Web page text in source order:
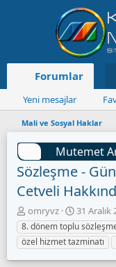
Forumlar
Yeni mesajlar
Mali ve Sosyal Haklar
Mutemet
Sözleşme -
Cetveli
K
o
n
u
y
omryvz
B
a
ş
l
a
31 Aralık
8. dönem toplu
özel hizmet tazminatı